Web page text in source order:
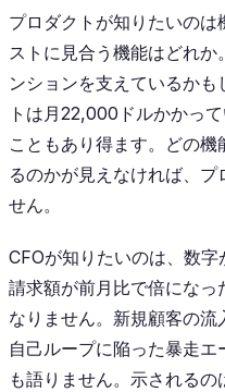
プロダクトが知りたいのは
ストに見合う機能はどれ
ンションを支えているか
トは月22,000ドルかかっ
こともあり得ます。どの
るのかが見えなければ、
せん。
CFOが知りたいのは、数
請求額が前月比で倍にな
なりません。新規顧客の流
自己ループに陥った暴走
も語りません。示されるの